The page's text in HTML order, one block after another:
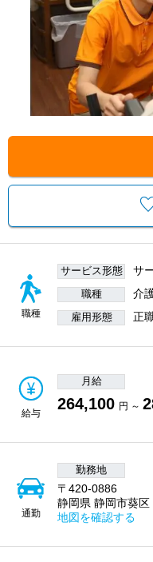
職種
サービス形態 サ
職種 介
雇用形態 正
給与
月給
264,100 円 ～
通勤
勤務地
〒420-0886
静岡県 静岡市葵
地図を確認する